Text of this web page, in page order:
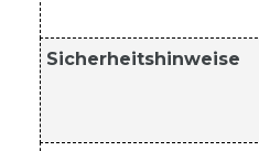
Sicherheitshinweise